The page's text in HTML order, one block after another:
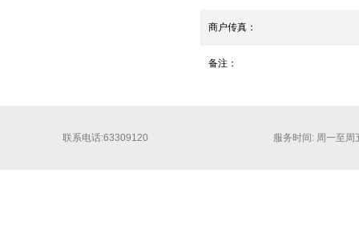
商户传真：
备注：
联系电话:63309120 服务时间: 周一至